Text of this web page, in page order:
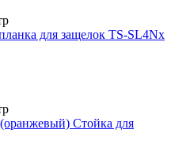
для защелок TS-SL4Nx
Стойка для